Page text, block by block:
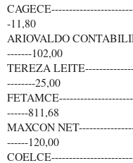
-11,80
ARIOVALDO
-------102,00
TEREZA
--------25,00
------811,68
MAXCON
------120,00